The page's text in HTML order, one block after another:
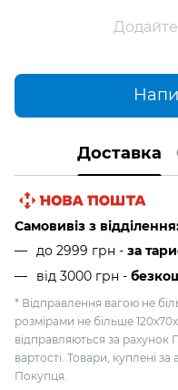
Доставка
Самовивіз з
до 2999 грн - за
від 3000 грн -
* Відправлення вагою не
розмірами не більше
відправляються за рахунок
вартості. Товари, куплені
Покупця.